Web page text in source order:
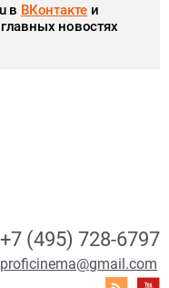
в ВКонтакте и
новостях
+7 (495) 728-6797
proficinema@gmail.com